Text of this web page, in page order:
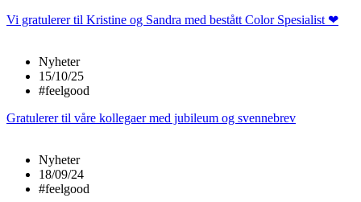
Vi gratulerer til Kristine og Sandra med bestått Color Spesialist ❤
Nyheter
15/10/25
#feelgood
Gratulerer til våre kollegaer med jubileum og svennebrev
Nyheter
18/09/24
#feelgood